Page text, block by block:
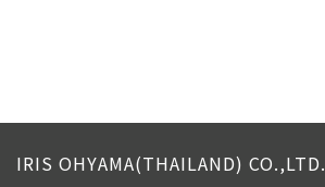
IRIS OHYAMA(THAILAND) CO.,LTD.